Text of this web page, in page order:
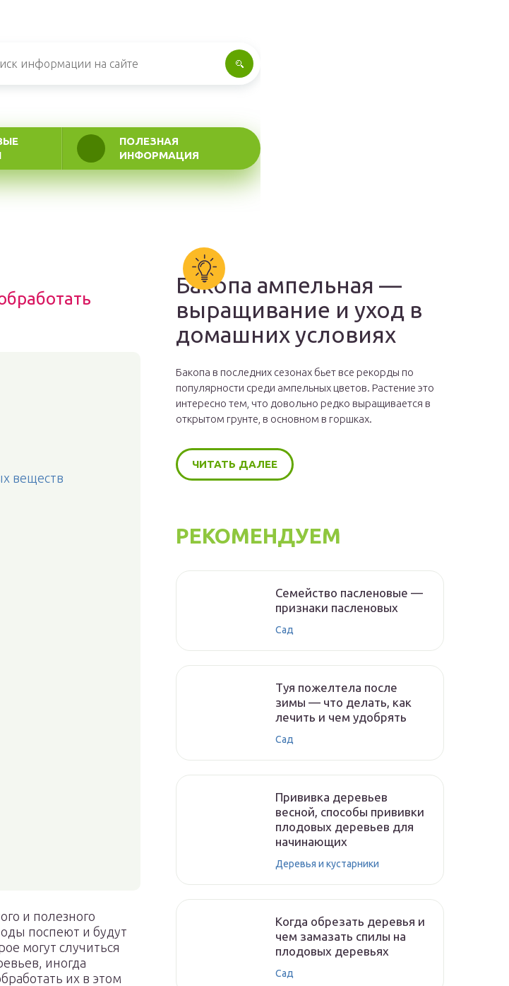
ПОЛЕЗНАЯ
ИНФОРМАЦИЯ
веществ
и полезного
поспеют и будут
могут случиться
иногда
их в этом
Бакопа ампельная —
выращивание и уход в
домашних условиях
Бакопа в последних сезонах бьет все рекорды по
популярности среди ампельных цветов. Растение это
интересно тем, что довольно редко выращивается в
открытом грунте, в основном в горшках.
ЧИТАТЬ ДАЛЕЕ
РЕКОМЕНДУЕМ
Семейство пасленовые —
признаки пасленовых
Сад
Туя пожелтела после
зимы — что делать, как
лечить и чем удобрять
Сад
Прививка деревьев
весной, способы прививки
плодовых деревьев для
начинающих
Деревья и кустарники
Когда обрезать деревья и
чем замазать спилы на
плодовых деревьях
Сад